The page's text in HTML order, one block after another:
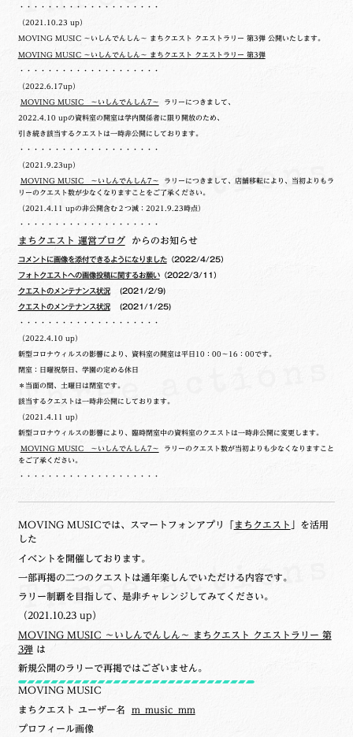
・・・・・・・・・・・・・・・・・・・・
（2021.10.23 up）
MOVING MUSIC ～いしんでんしん～ まちクエスト クエストラリー 第3弾 公開いたします。
MOVING MUSIC ～いしんでんしん～ まちクエスト クエストラリー 第3弾
・・・・・・・・・・・・・・・・・・・・
（2022.6.17up）
MOVING MUSIC ～いしんでんしん7～ ラリーにつきまして、
2022.4.10 upの 資料室の開室は学内関係者に限り開放のため、
引き続き該当するクエストは一時非公開にしております。
・・・・・・・・・・・・・・・・・・・・
（2021.9.23up）
MOVING MUSIC ～いしんでんしん7～ ラリーにつきまして、店舗移転により、当初よりもラ
リーのクエスト数が少なくなりますことをご了承ください。
（2021.4.11 upの非公開含む２つ減：2021.9.23時点）
・・・・・・・・・・・・・・・・・・・・
まちクエスト 運営ブログからのお知らせ
コメントに画像を添付できるようになりました（2022/4/25）
フォトクエストへの画像投稿に関するお願い（2022/3/11）
クエストのメンテナンス状況(2021/2/9)
クエストのメンテナンス状況(2021/1/25)
・・・・・・・・・・・・・・・・・・・・
（2022.4.10 up）
新型コロナウィルスの影響により、資料室の開室は平日10：00～16：00です。
閉室：日曜祝祭日、学園の定める休日
＊当面の間、土曜日は閉室です。
該当するクエストは一時非公開にしております。
（2021.4.11 up）
新型コロナウィルスの影響により、臨時閉室中の資料室のクエストは一時非公開に変更します。
MOVING MUSIC ～いしんでんしん7～ ラリーのクエスト数が当初よりも少なくなりますこと
をご了承ください。
・・・・・・・・・・・・・・・・・・・・
MOVING MUSICでは、スマートフォンアプリ「 まちクエスト
」を活用
した
イベントを開催しております。
一部再掲の二つのクエストは通年楽しんでいただける内容です。
ラリー制覇を目指して、是非チャレンジしてみてください。
（2021.10.23 up）
MOVING MUSIC ～いしんでんしん～ まちクエスト クエストラリー 第
3弾は
新規公開のラリーで再掲ではございません。
MOVING MUSIC
まちクエスト ユーザー名 m_music_mm
プロフィール画像